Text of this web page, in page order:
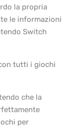
la propria
le informazioni
Switch
tutti i giochi
che la
per